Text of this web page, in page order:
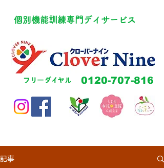
​個別機能訓練専門デイサービス
​フリーダイヤル ​0120-707-816
記事